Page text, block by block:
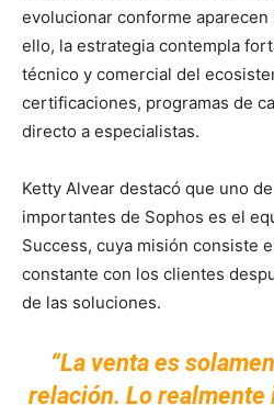
evolucionar conforme aparecen
ello, la estrategia contempla
técnico y comercial del
certificaciones, programas de
directo a especialistas.
Ketty Alvear destacó que uno
importantes de Sophos es el
Success, cuya misión consiste
constante con los clientes
de las soluciones.
“La venta es
relación. Lo realmente